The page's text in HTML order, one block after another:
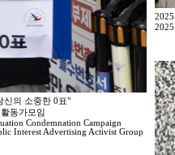
신의 소중한 0표"
동가모임
Condemnation Campaign
Interest Advertising Activist Group
2025